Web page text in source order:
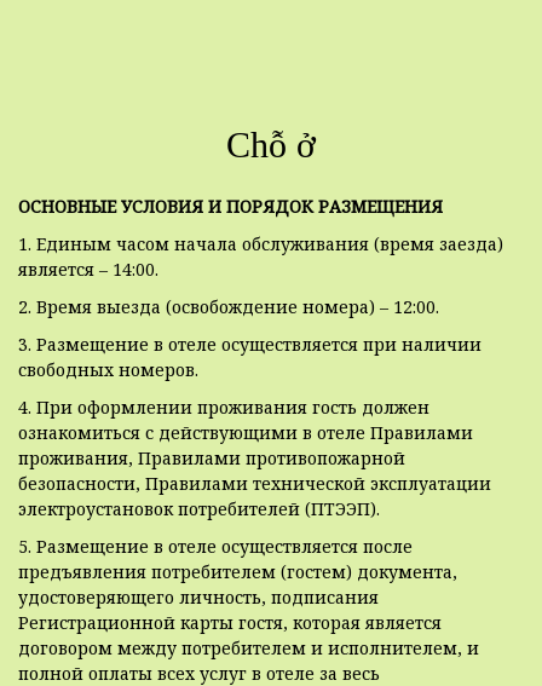
Chỗ ở
ОСНОВНЫЕ УСЛОВИЯ И ПОРЯДОК РАЗМЕЩЕНИЯ
1. Единым часом начала обслуживания (время заезда)
является – 14:00.
2. Время выезда (освобождение номера) – 12:00.
3. Размещение в отеле осуществляется при наличии
свободных номеров.
4. При оформлении проживания гость должен
ознакомиться с действующими в отеле Правилами
проживания, Правилами противопожарной
безопасности, Правилами технической эксплуатации
электроустановок потребителей (ПТЭЭП).
5. Размещение в отеле осуществляется после
предъявления потребителем (гостем) документа,
удостоверяющего личность, подписания
Регистрационной карты гостя, которая является
договором между потребителем и исполнителем, и
полной оплаты всех услуг в отеле за весь